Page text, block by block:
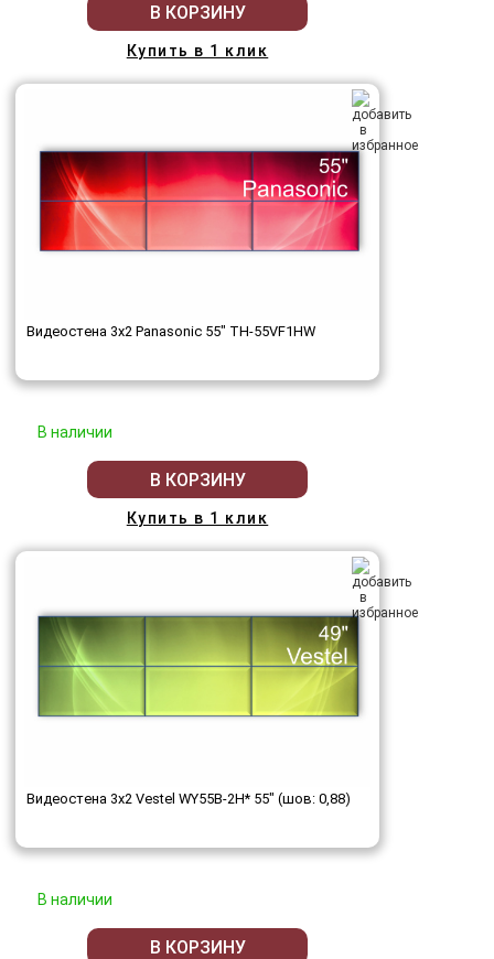
В КОРЗИНУ
Купить в 1 клик
Видеостена 3x2 Panasonic 55" TH-55VF1HW
В наличии
В КОРЗИНУ
Купить в 1 клик
Видеостена 3x2 Vestel WY55B-2H* 55" (шов: 0,88)
В наличии
В КОРЗИНУ